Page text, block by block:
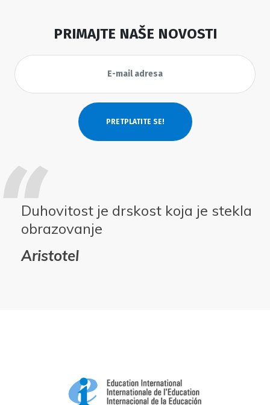
PRIMAJTE NAŠE NOVOSTI
Duhovitost je drskost koja je stekla
obrazovanje
Aristotel